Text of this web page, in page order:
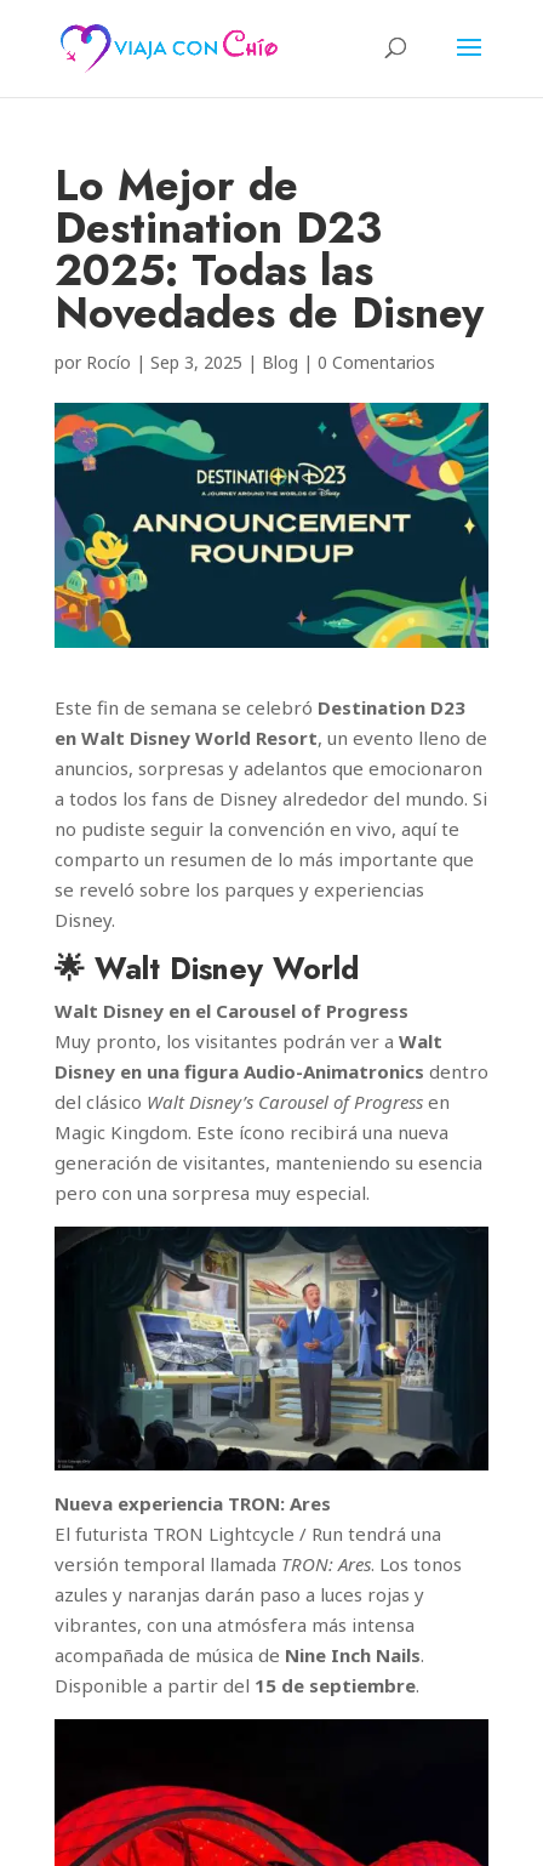
Lo Mejor de
Destination D23
2025: Todas las
Novedades de Disney
por Rocío | Sep 3, 2025 | Blog | 0 Comentarios
Este fin de semana se celebró Destination D23
en Walt Disney World Resort, un evento lleno de
anuncios, sorpresas y adelantos que emocionaron
a todos los fans de Disney alrededor del mundo. Si
no pudiste seguir la convención en vivo, aquí te
comparto un resumen de lo más importante que
se reveló sobre los parques y experiencias
Disney.
🌟 Walt Disney World
Walt Disney en el Carousel of Progress
Muy pronto, los visitantes podrán ver a Walt
Disney en una figura Audio-Animatronics dentro
del clásico Walt Disney’s Carousel of Progressen
Magic Kingdom. Este ícono recibirá una nueva
generación de visitantes, manteniendo su esencia
pero con una sorpresa muy especial.
Nueva experiencia TRON: Ares
El futurista TRON Lightcycle / Run tendrá una
versión temporal llamada TRON: Ares. Los tonos
azules y naranjas darán paso a luces rojas y
vibrantes, con una atmósfera más intensa
acompañada de música de Nine Inch Nails.
Disponible a partir del 15 de septiembre.